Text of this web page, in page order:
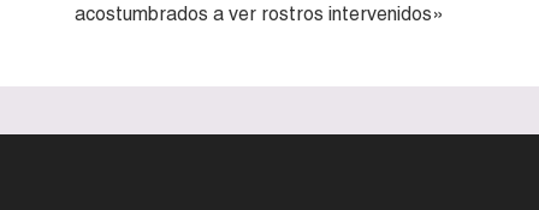
acostumbrados a ver rostros intervenidos»